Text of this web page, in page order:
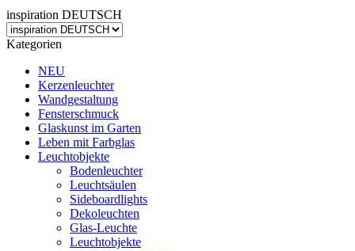
inspiration DEUTSCH
Kategorien
NEU
Kerzenleuchter
Wandgestaltung
Fensterschmuck
Glaskunst im Garten
Leben mit Farbglas
Leuchtobjekte
Bodenleuchter
Leuchtsäulen
Sideboardlights
Dekoleuchten
Glas-Leuchte
Leuchtobjekte